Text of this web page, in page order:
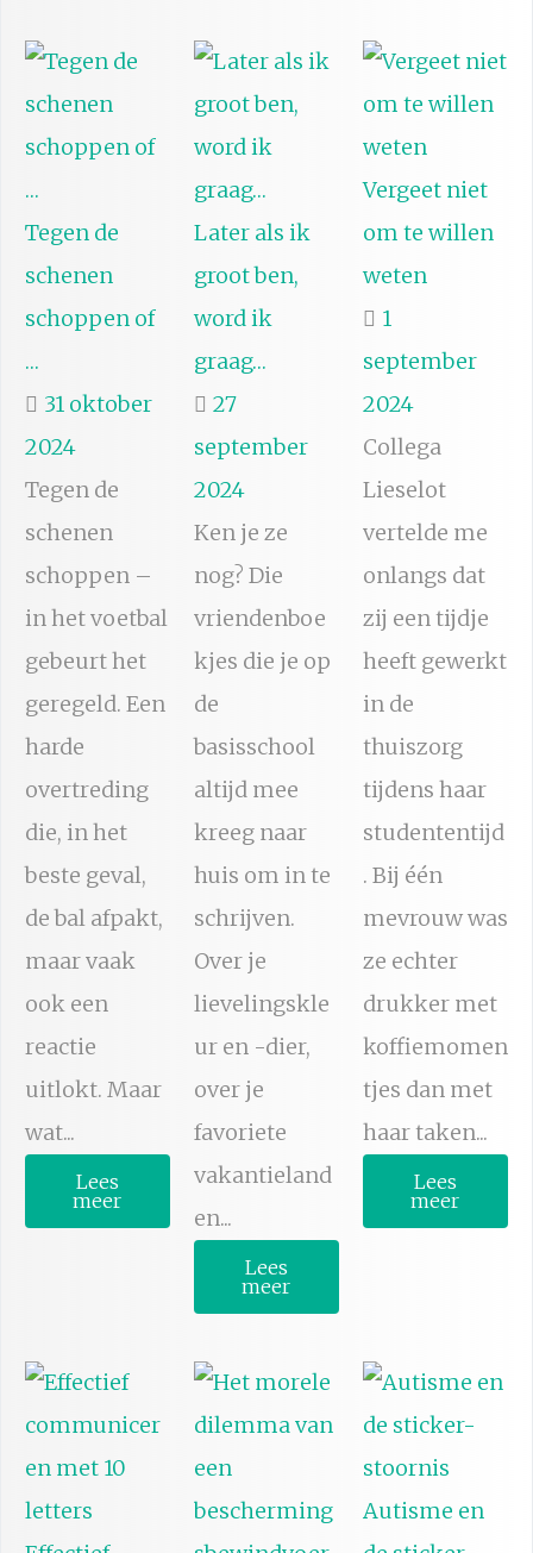
Tegen de
schenen
schoppen of
…
31 oktober
2024
Tegen de
schenen
schoppen –
in het voetbal
gebeurt het
geregeld. Een
harde
overtreding
die, in het
beste geval,
de bal afpakt,
maar vaak
ook een
reactie
uitlokt. Maar
wat...
Lees
meer
Later als ik
groot ben,
word ik
graag…
27
september
2024
Ken je ze
nog? Die
vriendenboe
kjes die je op
de
basisschool
altijd mee
kreeg naar
huis om in te
schrijven.
Over je
lievelingskle
ur en -dier,
over je
favoriete
vakantieland
en...
Lees
meer
Vergeet niet
om te willen
weten
1
september
2024
Collega
Lieselot
vertelde me
onlangs dat
zij een tijdje
heeft gewerkt
in de
thuiszorg
tijdens haar
studententijd
. Bij één
mevrouw was
ze echter
drukker met
koffiemomen
tjes dan met
haar taken...
Lees
meer
Autisme en